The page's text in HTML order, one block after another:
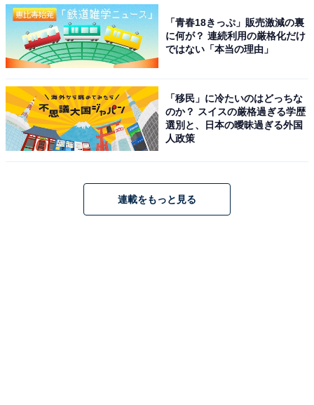
「青春18きっぷ」販売激減の裏
に何が？ 連続利用の厳格化だけ
ではない「本当の理由」
「移民」に冷たいのはどっちな
のか？ スイスの厳格過ぎる学歴
選別と、日本の曖昧過ぎる外国
人政策
連載をもっと見る